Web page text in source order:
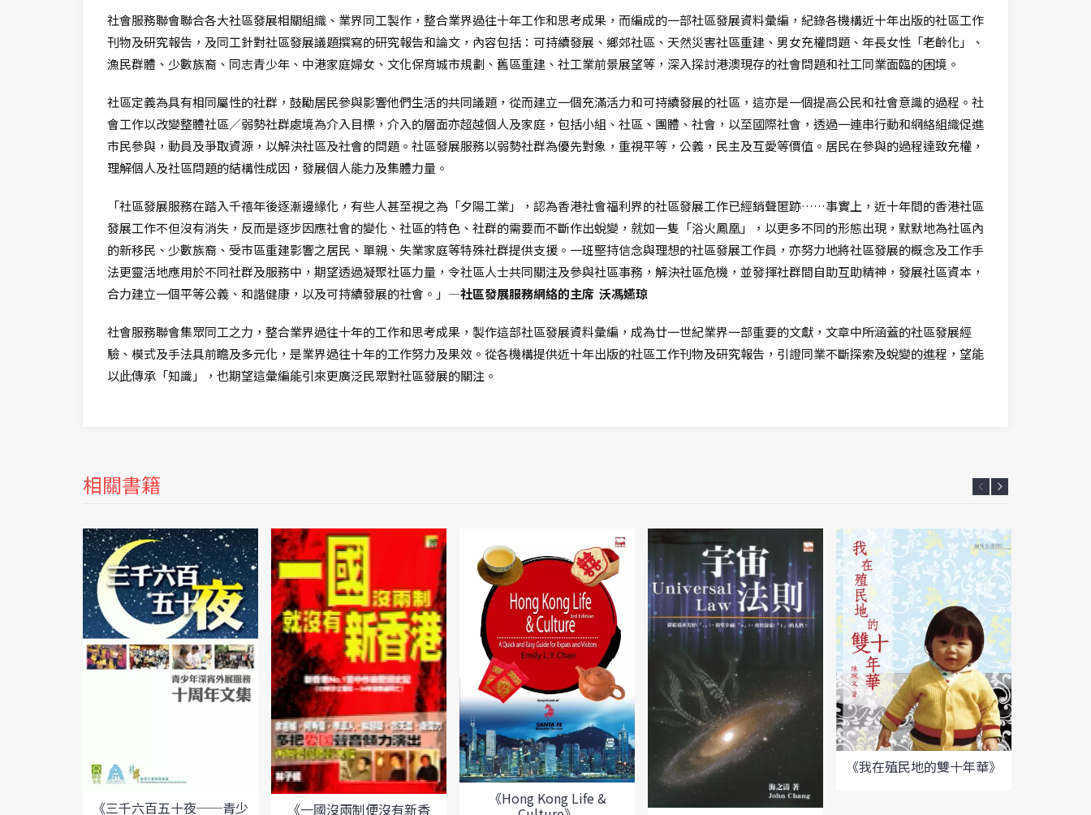
社會服務聯會聯合各大社區發展相關組織、業界同工製作，整合業界過往十年工作和思考成果，而編成的一部社區發展資料彙編，紀錄各機構近十年出版的社區工作
刊物及研究報告，及同工針對社區發展議題撰寫的研究報告和論文，內容包括：可持續發展、鄉郊社區、天然災害社區重建、男女充權問題、年長女性「老齡化」、
漁民群體、少數族裔、同志青少年、中港家庭婦女、文化保育城市規劃、舊區重建、社工業前景展望等，深入探討港澳現存的社會問題和社工同業面臨的困境。
社區定義為具有相同屬性的社群，鼓勵居民參與影響他們生活的共同議題，從而建立一個充滿活力和可持續發展的社區，這亦是一個提高公民和社會意識的過程。社
會工作以改變整體社區／弱勢社群處境為介入目標，介入的層面亦超越個人及家庭，包括小組、社區、團體、社會，以至國際社會，透過一連串行動和網絡組織促進
市民參與，動員及爭取資源，以解決社區及社會的問題。社區發展服務以弱勢社群為優先對象，重視平等，公義，民主及互愛等價值。居民在參與的過程達致充權，
理解個人及社區問題的結構性成因，發展個人能力及集體力量。
「社區發展服務在踏入千禧年後逐漸邊緣化，有些人甚至視之為「夕陽工業」，認為香港社會福利界的社區發展工作已經銷聲匿跡……事實上，近十年間的香港社區
發展工作不但沒有消失，反而是逐步因應社會的變化、社區的特色、社群的需要而不斷作出蛻變，就如一隻「浴火鳳凰」，以更多不同的形態出現，默默地為社區內
的新移民、少數族裔、受市區重建影響之居民、單親、失業家庭等特殊社群提供支援。一班堅持信念與理想的社區發展工作員，亦努力地將社區發展的概念及工作手
法更靈活地應用於不同社群及服務中，期望透過凝聚社區力量，令社區人士共同關注及參與社區事務，解決社區危機，並發揮社群間自助互助精神，發展社區資本，
合力建立一個平等公義、和諧健康，以及可持續發展的社會。」—社區發展服務網絡的主席 沃馮嬿琼
社會服務聯會集眾同工之力，整合業界過往十年的工作和思考成果，製作這部社區發展資料彙編，成為廿一世紀業界一部重要的文獻，文章中所涵蓋的社區發展經
驗、模式及手法具前瞻及多元化，是業界過往十年的工作努力及果效。從各機構提供近十年出版的社區工作刊物及研究報告，引證同業不斷探索及蛻變的進程，望能
以此傳承「知識」，也期望這彙編能引來更廣泛民眾對社區發展的關注。
相關書籍
《三千六百五十夜──青少 《一國沒兩制便沒有新香
《Hong Kong Life &
《我在殖民地的雙十年華》